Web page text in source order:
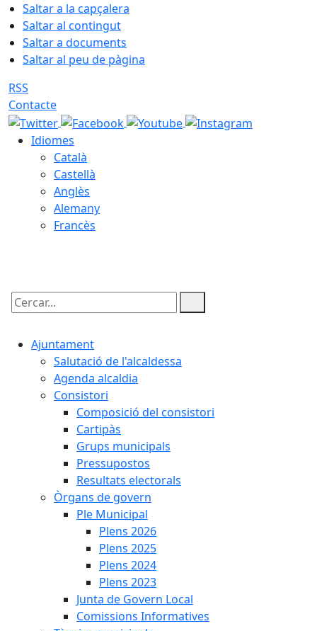
Saltar a la capçalera
Saltar al contingut
Saltar a documents
Saltar al peu de pàgina
RSS
Contacte
Idiomes
Català
Castellà
Anglès
Alemany
Francès
Cercar:
Ajuntament
Salutació de l'alcaldessa
Agenda alcaldia
Consistori
Composició del consistori
Cartipàs
Grups municipals
Pressupostos
Resultats electorals
Òrgans de govern
Ple Municipal
Plens 2026
Plens 2025
Plens 2024
Plens 2023
Junta de Govern Local
Comissions Informatives